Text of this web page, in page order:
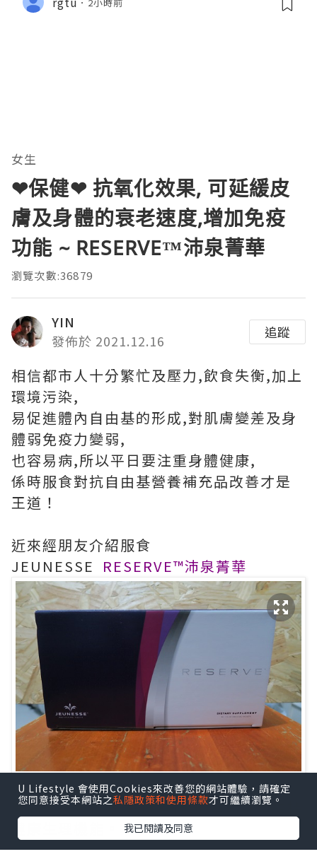
女生
❤保健❤ 抗氧化效果, 可延緩皮
膚及身體的衰老速度,增加免疫
功能 ~ RESERVE™沛泉菁華
瀏覽次數:36879
YIN
發佈於 2021.12.16
追蹤
相信都市人十分繁忙及壓力,飲食失衡,加上
環境污染,
易促進體內自由基的形成,對肌膚變差及身
體弱免疫力變弱,
也容易病,所以平日要注重身體健康,
係時服食對抗自由基營養補充品改善才是
王道！
近來經朋友介紹服食
JEUNESSE RESERVE™沛泉菁華
來自美國製造,是強大的營養補充品。
有高效抗氧化效果,改善代謝,幫助身體維持
U Lifestyle 會使用Cookies來改善您的網站體驗，請確定
您同意接受本網站之私隱政策和使用條款才可繼續瀏覽。
我已閱讀及同意